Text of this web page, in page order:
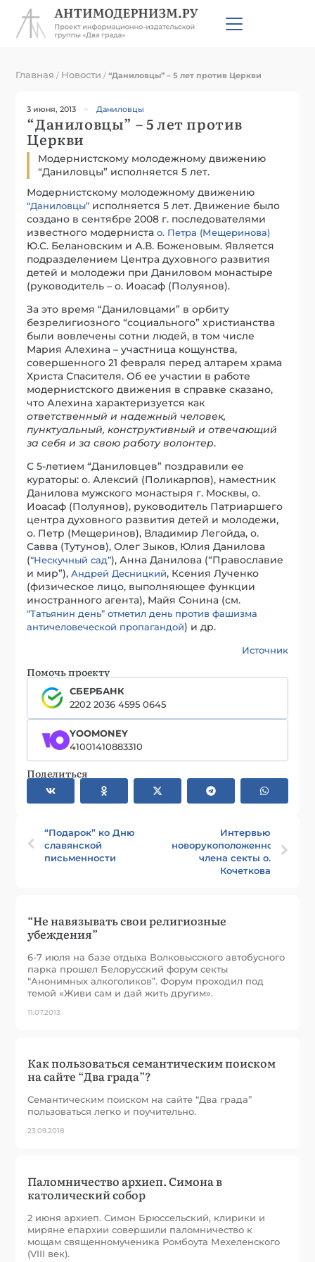
Главная / Новости /“Даниловцы” – 5 лет против Церкви
3 июня, 2013 Даниловцы
“Даниловцы” – 5 лет против
Церкви
Модернистскому молодежному движению
“Даниловцы” исполняется 5 лет.
Модернистскому молодежному движению
“Даниловцы” исполняется 5 лет. Движение было
создано в сентябре 2008 г. последователями
известного модернистао. Петра (Мещеринова)
Ю.С. Белановским и А.В. Боженовым. Является
подразделением Центра духовного развития
детей и молодежи при Даниловом монастыре
(руководитель – о. Иоасаф (Полуянов).
За это время “Даниловцами” в орбиту
безрелигиозного “социального” христианства
были вовлечены сотни людей, в том числе
Мария Алехина – участница кощунства,
совершенного 21 февраля перед алтарем храма
Христа Спасителя. Об ее участии в работе
модернистского движения в справке сказано,
что Алехина характеризуется как
ответственный и надежный человек,
пунктуальный, конструктивный и отвечающий
за себя и за свою работу волонтер.
С 5-летием “Даниловцев” поздравили ее
кураторы: о. Алексий (Поликарпов), наместник
Данилова мужского монастыря г. Москвы, о.
Иоасаф (Полуянов), руководитель Патриаршего
центра духовного развития детей и молодежи,
о. Петр (Мещеринов), Владимир Легойда, о.
Савва (Тутунов), Олег Зыков, Юлия Данилова
(“Нескучный сад”), Анна Данилова (“Православие
и мир”),Андрей Десницкий, Ксения Лученко
(физическое лицо, выполняющее функции
иностранного агента), Майя Сонина (см.
“Татьянин день” отметил день против фашизма
античеловеческой пропагандой) и др.
Источник
Помочь проекту
СБЕРБАНК
2202 2036 4595 0645
YOOMONEY
41001410883310
Поделиться
“Подарок” ко Дню
славянской
письменности
Интервью
новорукоположенного
члена секты о.
Кочеткова
“Не навязывать свои религиозные
убеждения”
6-7 июля на базе отдыха Волковысского автобусного
парка прошел Белорусский форум секты
“Анонимных алкоголиков”. Форум проходил под
темой «Живи сам и дай жить другим».
11.07.2013
Как пользоваться семантическим поиском
на сайте “Два града”?
Семантическим поиском на сайте “Два града”
пользоваться легко и поучительно.
23.09.2018
Паломничество архиеп. Симона в
католический собор
2 июня архиеп. Симон Брюссельский, клирики и
миряне епархии совершили паломничество к
мощам священномученика Ромбоута Мехеленского
(VIII век).